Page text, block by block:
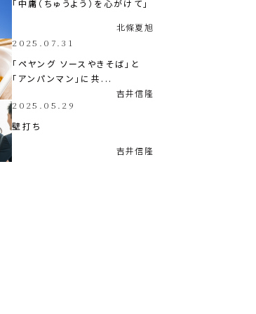
「中庸（ちゅうよう）を心がけて」
北條夏旭
2025.07.31
「ペヤング ソースやきそば」と
「アンパンマン」に共...
吉井信隆
2025.05.29
壁打ち
吉井信隆